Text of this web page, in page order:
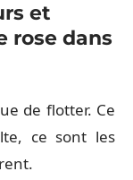
et
rose dans
de flotter. Ce
ce sont les